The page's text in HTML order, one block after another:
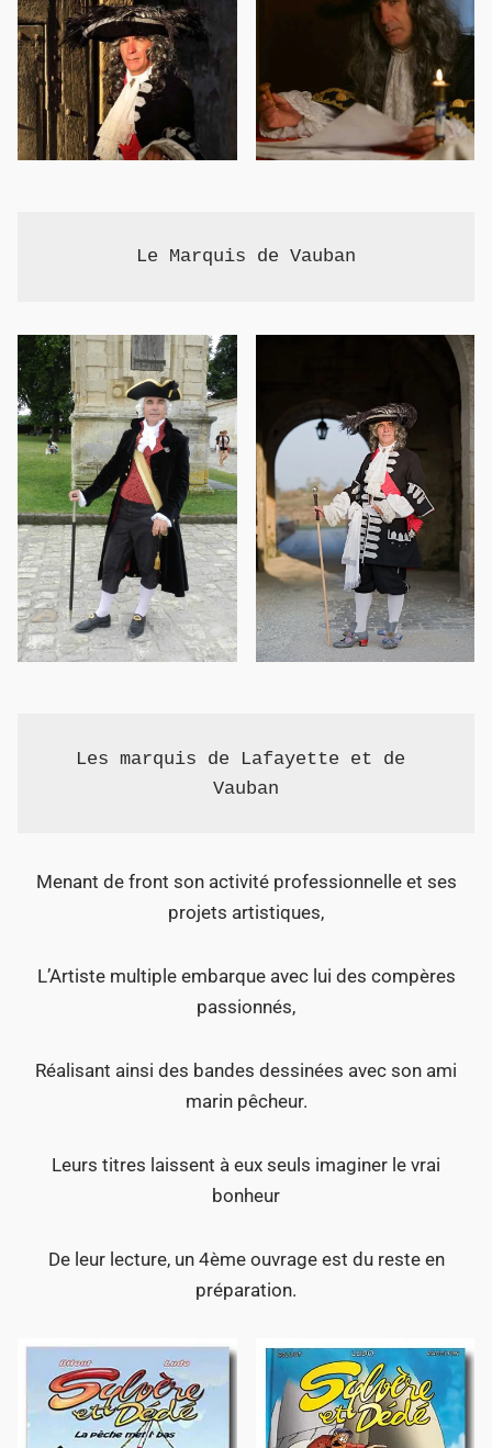
Le Marquis de Vauban
Les marquis de Lafayette et de
Menant de front son activité professionnelle et ses
projets artistiques,
L’Artiste multiple embarque avec lui des compères
passionnés,
Réalisant ainsi des bandes dessinées avec son ami
marin pêcheur.
Leurs titres laissent à eux seuls imaginer le vrai
bonheur
De leur lecture, un 4ème ouvrage est du reste en
préparation.